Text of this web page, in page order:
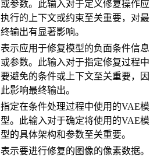
或参数。此输入对于定义修复操作应
执行的上下文或约束至关重要，对最
终输出有显著影响。
表示应用于修复模型的负面条件信息
或参数。此输入对于指定修复过程中
要避免的条件或上下文至关重要，因
此影响最终输出。
指定在条件处理过程中使用的VAE模
型。此输入对于确定将使用的VAE模
型的具体架构和参数至关重要。
表示要进行修复的图像的像素数据。